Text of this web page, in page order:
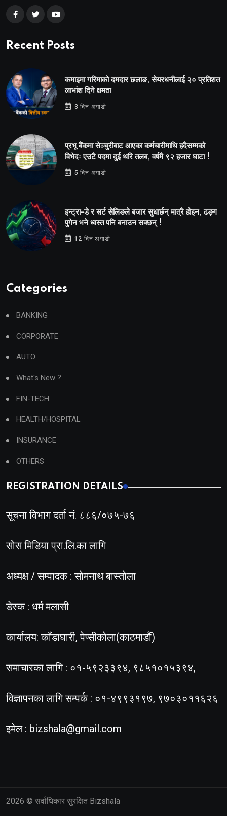
Recent Posts
कमाइमा गरिमाको दमदार छलाङ, सेयरधनीलाई २० प्रतिशत
लाभांश दिने क्षमता
3 दिन अगाडी
प्रभू बैंकमा सेञ्चुरीबाट आएका कर्मचारीमाथि हदैसम्मको
विभेदः एउटै पदमा दुई थरि तलब, वर्षमै ९२ हजार घाटा !
5 दिन अगाडी
इन्ट्रा-डे र सर्ट सेलिङले बजार सुधार्छन् मात्रै होइन, ढङ्ग
पुगेन भने ध्वस्त पनि बनाउन सक्छन् !
12 दिन अगाडी
Categories
BANKING
CORPORATE
AUTO
What's New ?
FIN-TECH
HEALTH/HOSPITAL
INSURANCE
OTHERS
REGISTRATION DETAILS
सूचना विभाग दर्ता नं. ८८६/०७५-७६
सोस मिडिया प्रा.लि.का लागि
अध्यक्ष / सम्पादक : सोमनाथ बास्तोला
डेस्क : धर्म मलासी
कार्यालय: काँडाघारी, पेप्सीकोला(काठमाडौं)
समाचारका लागि : ०१-५९२३३९४, ९८५१०१५३९४,
विज्ञापनका लागि सम्पर्क : ०१-४९९३१९७, ९७०३०११६२६
इमेल : bizshala@gmail.com
2026 © सर्वाधिकार सुरक्षित Bizshala